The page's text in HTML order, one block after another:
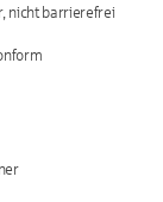
nicht barrierefrei